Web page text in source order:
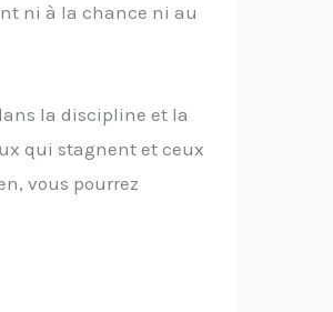
ni à la chance ni au
la discipline et la
qui stagnent et ceux
vous pourrez